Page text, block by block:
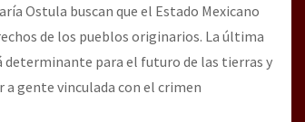
Ostula buscan que el Estado Mexicano
de los pueblos originarios. La última
determinante para el futuro de las tierras y
gente vinculada con el crimen